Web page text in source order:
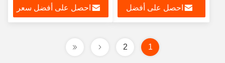
احصل على أفضل احصل على أفضل سعر
1
2